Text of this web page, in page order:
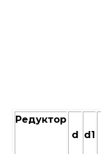
Редуктор
d d1